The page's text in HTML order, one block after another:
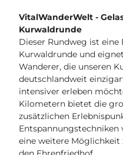
VitalWanderWelt -
Kurwaldrunde
Dieser Rundweg ist
Kurwaldrunde und
Wanderer, die unseren
deutschlandweit
intensiver erleben
Kilometern bietet die
zusätzlichen
eine weitere Möglichkeit